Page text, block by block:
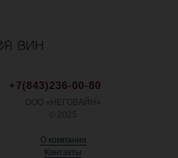
ООО «НЕГОВАЙН»
© 2025
О компании
Контакты
+7(843)236-00-80